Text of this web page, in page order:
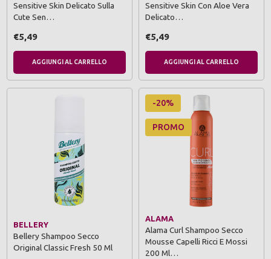
Sensitive Skin Delicato Sulla
Cute Sen…
€5,49
AGGIUNGI AL CARRELLO
Sensitive Skin Con Aloe Vera
Delicato…
€5,49
AGGIUNGI AL CARRELLO
BELLERY
Bellery Shampoo Secco
Original Classic Fresh 50 Ml
-20%
PROMO
ALAMA
Alama Curl Shampoo Secco
Mousse Capelli Ricci E Mossi
200 Ml…